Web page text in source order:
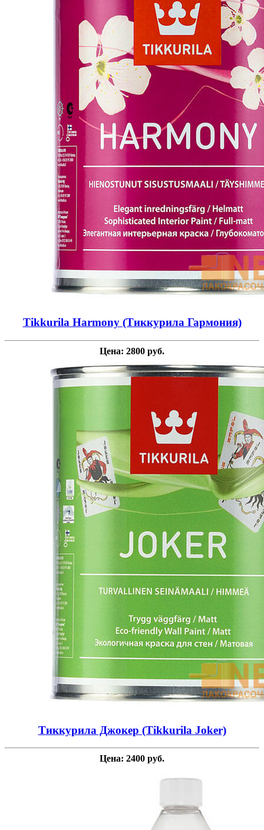
Tikkurila Harmony (Тиккурила Гармония)
Цена: 2800 руб.
Тиккурила Джокер (Tikkurila Joker)
Цена: 2400 руб.